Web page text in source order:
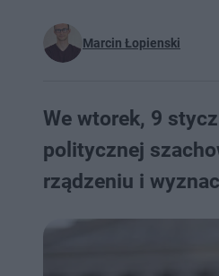
Marcin Łopienski
We wtorek, 9
politycznej
rządzeniu i